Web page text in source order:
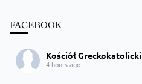
FACEBOOK
Kościół Greckokatolicki
4 hours ago